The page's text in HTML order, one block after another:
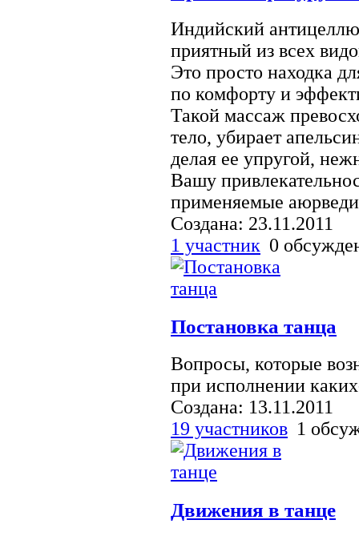
Индийский
приятный из всех
Это просто находка
по комфорту и
Такой массаж
тело, убирает
делая ее упругой,
Вашу
применяемые
Создана: 23.11.2011
1 участник 0
Постановка танца
Вопросы, которые
при исполнении
Создана: 13.11.2011
19 участников 1
Движения в танце